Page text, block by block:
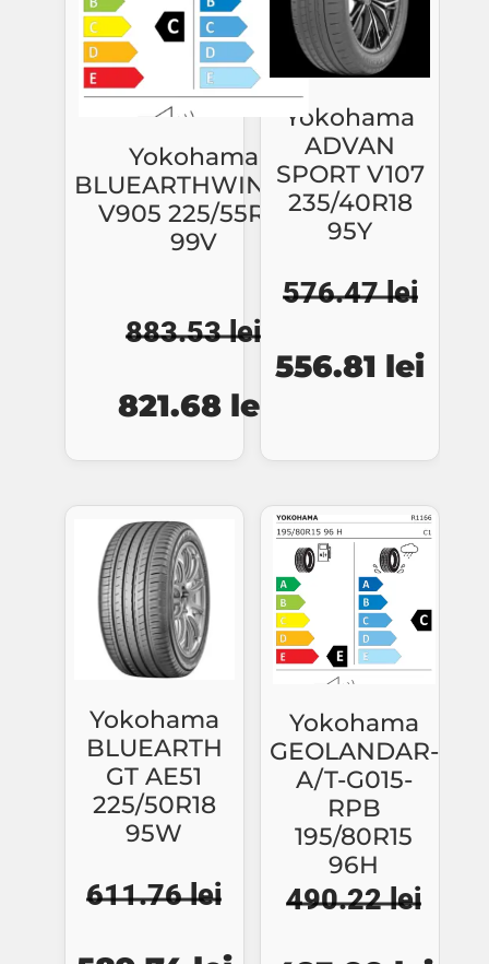
Yokohama
BLUEARTHWINTER
V905 225/55R19
99V
883.53lei
inițial
a
fost:
883.53 lei.
821.68 lei
Prețul
este:
821.68 lei.
Yokohama
ADVAN
SPORT V107
235/40R18
95Y
576.47lei
inițial
576.47 lei.
556.81 lei
Yokohama
BLUEARTH
GT AE51
225/50R18
95W
611.76lei
Yokohama
GEOLANDAR-
A/T-G015-
RPB
195/80R15
96H
490.22lei